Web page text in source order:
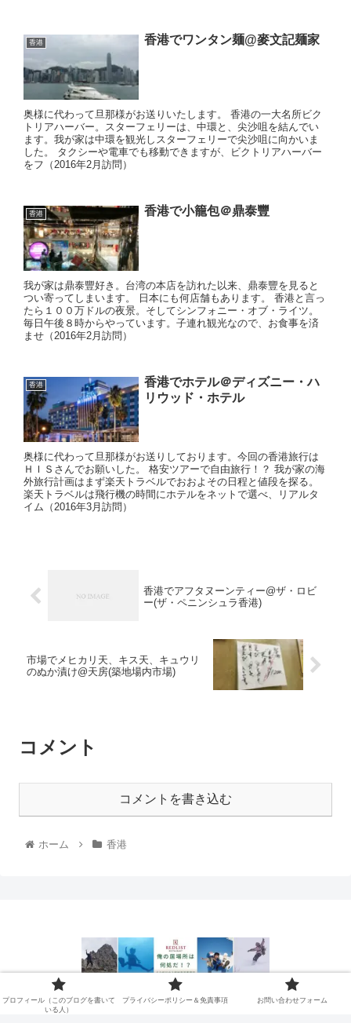
香港 香港でワンタン麺@麥文記麺家
奥様に代わって旦那様がお送りいたします。 香港の一大名所ビク
トリアハーバー。スターフェリーは、中環と、尖沙咀を結んでい
ます。我が家は中環を観光しスターフェリーで尖沙咀に向かいま
した。 タクシーや電車でも移動できますが、ビクトリアハーバー
をフ（2016年2月訪問）
香港 香港で小籠包＠鼎泰豐
我が家は鼎泰豐好き。台湾の本店を訪れた以来、鼎泰豐を見ると
つい寄ってしまいます。 日本にも何店舗もあります。 香港と言っ
たら１００万ドルの夜景。そしてシンフォニー・オブ・ライツ。
毎日午後８時からやっています。子連れ観光なので、お食事を済
ませ（2016年2月訪問）
香港
香港でホテル＠ディズニー・ハ
リウッド・ホテル
奥様に代わって旦那様がお送りしております。今回の香港旅行は
ＨＩＳさんでお願いした。 格安ツアーで自由旅行！？ 我が家の海
外旅行計画はまず楽天トラベルでおおよその日程と値段を探る。
楽天トラベルは飛行機の時間にホテルをネットで選べ、リアルタ
イム（2016年3月訪問）
香港でアフタヌーンティー@ザ・ロビ
ー(ザ・ペニンシュラ香港)
市場でメヒカリ天、キス天、キュウリ
のぬか漬け@天房(築地場内市場)
コメント
コメントを書き込む
ホーム 香港
プロフィール（このブログを書
いている人）
プライバシーポリシー＆免責事
プロフィール（このブログを書いて
いる人）
プライバシーポリシー＆免責事項 お問い合わせフォーム